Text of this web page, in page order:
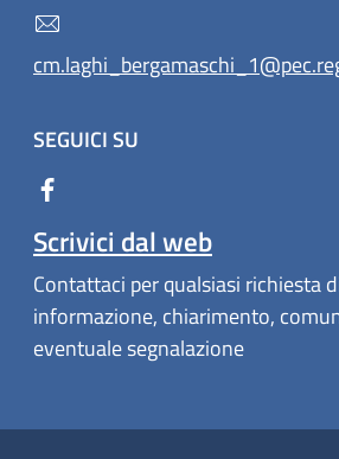
SEGUICI SU
Scrivici dal web
Contattaci per qualsiasi richiesta
informazione, chiarimento,
eventuale segnalazione